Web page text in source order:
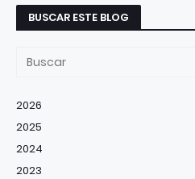
BUSCAR ESTE BLOG
2026
2025
2024
2023